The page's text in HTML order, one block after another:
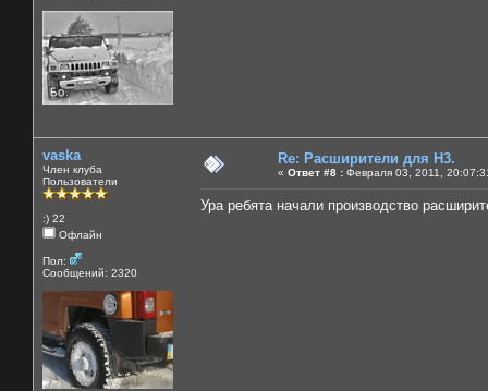
vaska
Член клуба
Пользователи
:) 22
Офлайн
Пол:
Сообщений: 2320
Re: Расширители для Н3.
« Ответ #8 : Февраля 03, 2011,
Ура ребята начали производство